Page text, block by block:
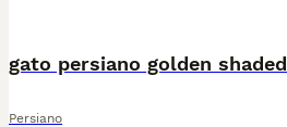
gato persiano golden shaded
Persiano